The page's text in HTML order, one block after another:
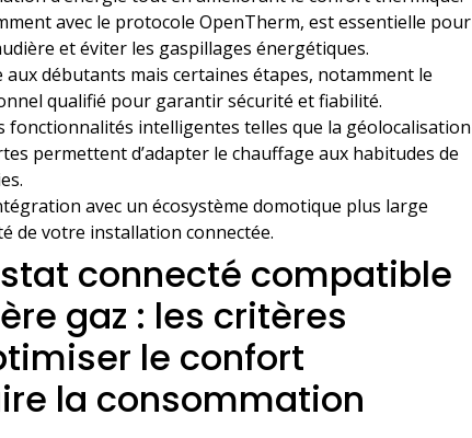
avec le protocole OpenTherm, est essentielle pour
et éviter les gaspillages énergétiques.
aux débutants mais certaines étapes, notamment le
qualifié pour garantir sécurité et fiabilité.
fonctionnalités intelligentes telles que la géolocalisation
permettent d’adapter le chauffage aux habitudes de
avec un écosystème domotique plus large
de votre installation connectée.
connecté compatible
gaz : les critères
le confort
la consommation